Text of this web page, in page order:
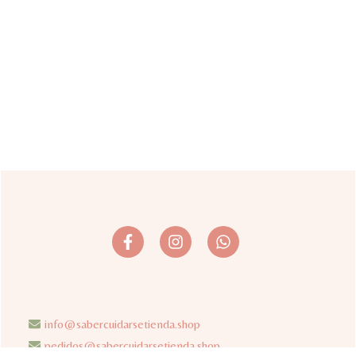
info@sabercuidarsetienda.shop
pedidos@sabercuidarsetienda.shop